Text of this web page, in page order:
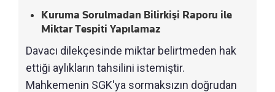
Kuruma Sorulmadan Bilirkişi Raporu ile
Miktar Tespiti Yapılamaz
Davacı dilekçesinde miktar belirtmeden hak
ettiği aylıkların tahsilini istemiştir.
Mahkemenin SGK'ya sormaksızın doğrudan